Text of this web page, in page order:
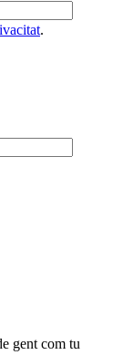
.
gent com tu